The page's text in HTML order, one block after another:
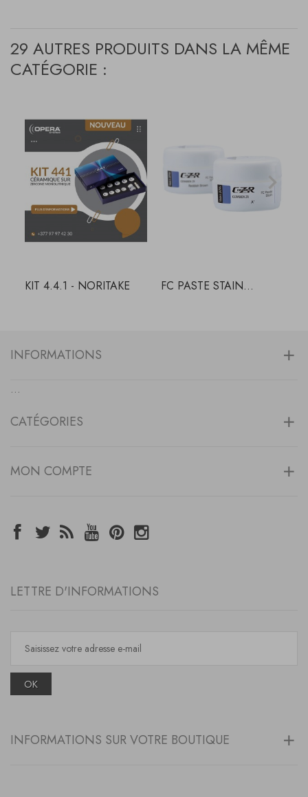
29 AUTRES PRODUITS DANS LA MÊME
CATÉGORIE :
KIT 4.4.1 - NORITAKE FC PASTE STAIN...
INFORMATIONS
...
CATÉGORIES
MON COMPTE
LETTRE D'INFORMATIONS
OK
INFORMATIONS SUR VOTRE BOUTIQUE